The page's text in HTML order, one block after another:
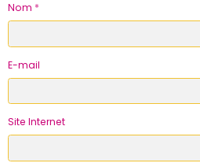
Nom
E-mail
Site Internet